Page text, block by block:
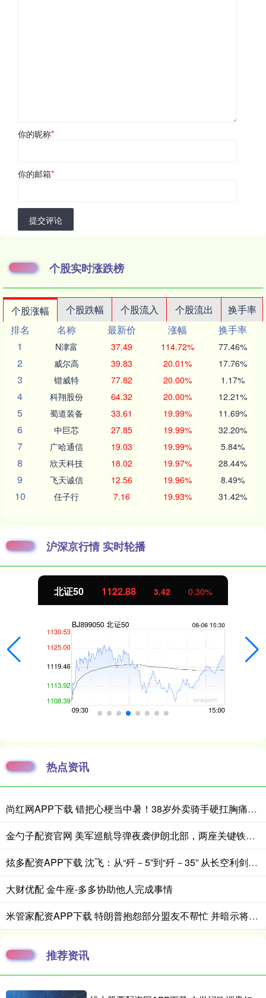
你的昵称*
你的邮箱*
提交评论
个股实时涨跌榜
个股涨幅 个股跌幅 个股流入 个股流出
换手率
排名
名称 最新价 涨幅
换手率
1
N津富 37.49 114.72% 77.46%
2 威尔高 39.83 20.01% 17.76%
3 锴威特 77.82 20.00% 1.17%
4 科翔股份 64.32 20.00% 12.21%
5 蜀道装备 33.61 19.99% 11.69%
6 中巨芯 27.85 19.99% 32.20%
7 广哈通信 19.03 19.99% 5.84%
8 欣天科技 18.02 19.97% 28.44%
9 飞天诚信 12.56 19.96% 8.49%
10 任子行 7.16 19.93% 31.42%
沪深京行情 实时轮播
北证50 1122.88 3.42 0.30%
热点资讯
尚红网APP下载 错把心梗当中暑！38岁外卖骑手硬扛胸痛3小时，医生提醒来了！
金勺子配资官网 美军巡航导弹夜袭伊朗北部，两座关键铁路桥被炸毁，特朗普这次下了狠手！
炫多配资APP下载 沈飞：从“歼－5”到“歼－35” 从长空利剑到星辰大海
大财优配 金牛座-多多协助他人完成事情
米管家配资APP下载 特朗普抱怨部分盟友不帮忙 并暗示将袭击哈尔克岛石油设施
推荐资讯